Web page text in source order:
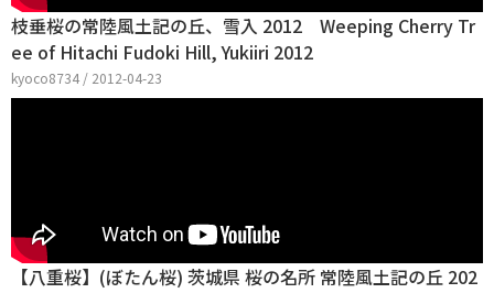
枝垂桜の常陸風土記の丘、雪入 2012 Weeping Cherry Tr
ee of Hitachi Fudoki Hill, Yukiiri 2012
kyoco8734 / 2012-04-23
【八重桜】(ぼたん桜) 茨城県 桜の名所 常陸風土記の丘 202